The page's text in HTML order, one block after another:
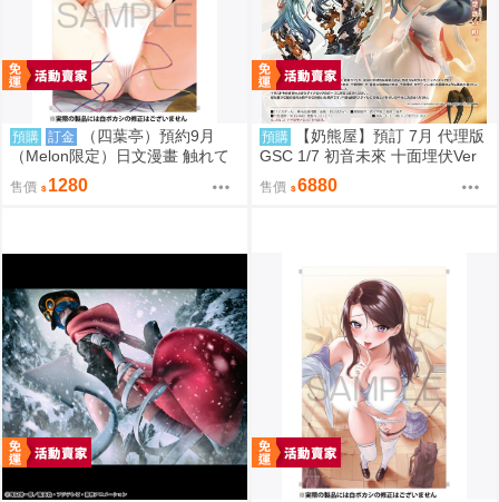
預購 訂金
（四葉亭）預約9月
（Melon限定）日文漫畫 触れて
はいけない熱 特典：B2掛軸 岩
崎ユウキ
售價 1280
預購
【奶熊屋】預訂 7月 代理版
GSC 1/7 初音未來 十面埋伏Ver
售價 6880